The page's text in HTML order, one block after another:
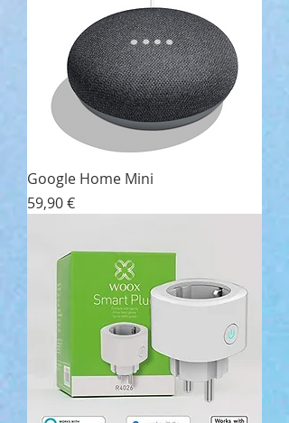
Google Home Mini
Prezzo
59,90 €